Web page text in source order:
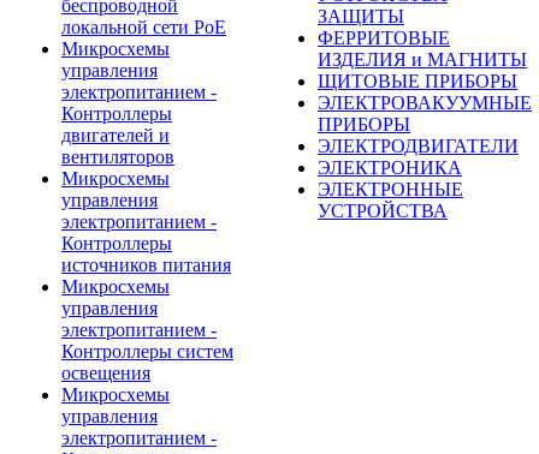
беспроводной
локальной сети PoE
Микросхемы
управления
электропитанием -
Контроллеры
двигателей и
вентиляторов
Микросхемы
управления
электропитанием -
Контроллеры
источников питания
Микросхемы
управления
электропитанием -
Контроллеры систем
освещения
Микросхемы
управления
электропитанием -
ЗАЩИТЫ
ФЕРРИТОВЫЕ
ИЗДЕЛИЯ и МАГНИТЫ
ЩИТОВЫЕ ПРИБОРЫ
ЭЛЕКТРОВАКУУМНЫЕ
ПРИБОРЫ
ЭЛЕКТРОДВИГАТЕЛИ
ЭЛЕКТРОНИКА
ЭЛЕКТРОННЫЕ
УСТРОЙСТВА